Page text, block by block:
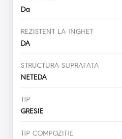
Da
REZISTENT LA INGHET
DA
STRUCTURA SUPRAFATA
NETEDA
TIP
GRESIE
TIP COMPOZITIE